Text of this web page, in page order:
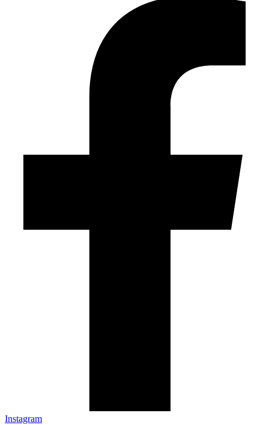
Instagram